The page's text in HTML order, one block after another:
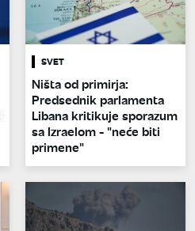
SVET
Ništa od primirja:
Predsednik parlamenta
Libana kritikuje sporazum
sa Izraelom - "neće biti
primene"